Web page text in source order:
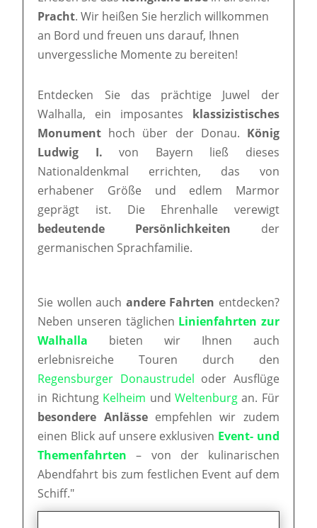
Pracht. Wir heißen Sie herzlich willkommen
an Bord und freuen uns darauf, Ihnen
unvergessliche Momente zu bereiten!
Entdecken Sie das prächtige Juwel der
Walhalla, ein imposantes klassizistisches
Monument hoch über der Donau. König
Ludwig I. von Bayern ließ dieses
Nationaldenkmal errichten, das von
erhabener Größe und edlem Marmor
geprägt ist. Die Ehrenhalle verewigt
bedeutende Persönlichkeiten der
germanischen Sprachfamilie.
Sie wollen auch andere Fahrten entdecken?
Neben unseren täglichen Linienfahrten zur
Walhalla bieten wir Ihnen auch
erlebnisreiche Touren durch den
Regensburger Donaustrudel oder Ausflüge
in Richtung Kelheim und Weltenburgan. Für
besondere Anlässeempfehlen wir zudem
einen Blick auf unsere exklusiven Event- und
Themenfahrten – von der kulinarischen
Abendfahrt bis zum festlichen Event auf dem
Schiff."